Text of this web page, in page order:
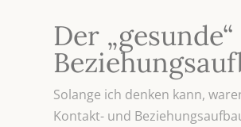
Der „gesunde“
Solange ich denken kann,
Kontakt- und